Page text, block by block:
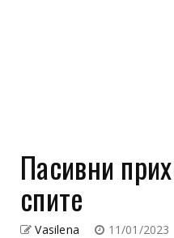
Пасивни
спите
Vasilena 11/01/2023